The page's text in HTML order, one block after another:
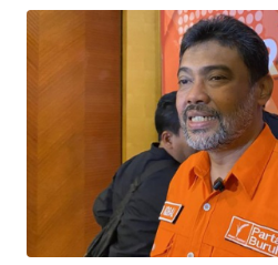
SAINS-TEKNO
INTERNASIONAL
SERBA-SERBI